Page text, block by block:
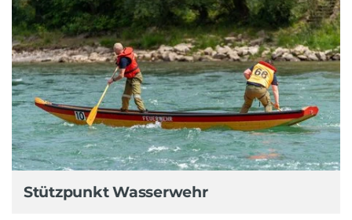
Stützpunkt Wasserwehr